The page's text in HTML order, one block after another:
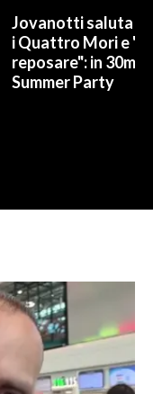
Jovanotti saluta la
i Quattro Mori e
reposare": in
Summer Party